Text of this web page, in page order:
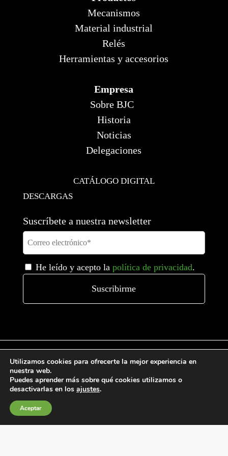
Mecanismos
Material industrial
Relés
Herramientas y accesorios
Empresa
Sobre BJC
Historia
Noticias
Delegaciones
CATÁLOGO DIGITAL
DESCARGAS
Suscríbete a nuestra newsletter
He leído y acepto la política de privacidad.
Condiciones generales de venta
Política de Calidad
Utilizamos cookies para ofrecerte la mejor experiencia en
nuestra web.
Puedes aprender más sobre qué cookies utilizamos o
desactivarlas en los ajustes.
Aceptar